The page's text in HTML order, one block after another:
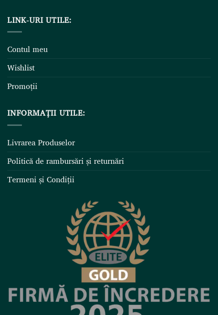
LINK-URI UTILE:
Contul meu
Wishlist
Promoții
INFORMAȚII UTILE:
Livrarea Produselor
Politică de rambursări și returnări
Termeni și Condiții